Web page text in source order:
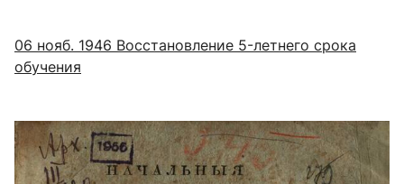
06 нояб. 1946 Восстановление 5-летнего срока
обучения